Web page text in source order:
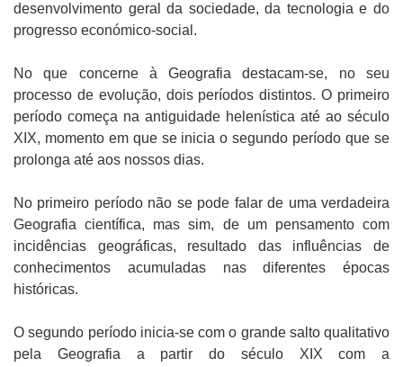
desenvolvimento geral da sociedade, da tecnologia e do
progresso económico-social.
No que concerne à Geografia destacam-se, no seu
processo de evolução, dois períodos distintos. O primeiro
período começa na antiguidade helenística até ao século
XIX, momento em que se inicia o segundo período que se
prolonga até aos nossos dias.
No primeiro período não se pode falar de uma verdadeira
Geografia científica, mas sim, de um pensamento com
incidências geográficas, resultado das influências de
conhecimentos acumuladas nas diferentes épocas
históricas.
O segundo período inicia-se com o grande salto qualitativo
pela Geografia a partir do século XIX com a